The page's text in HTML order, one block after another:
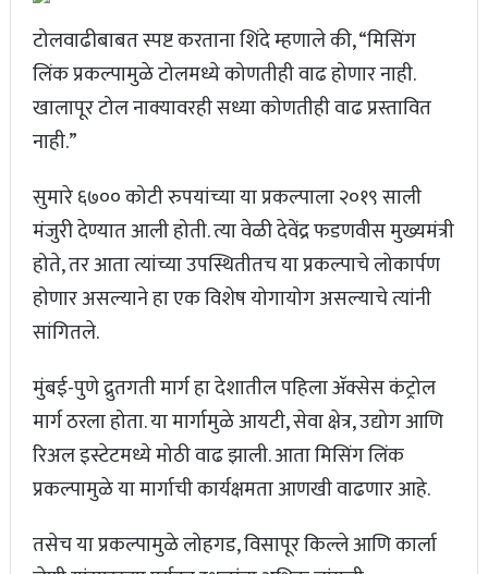
टोलवाढीबाबत स्पष्ट करताना शिंदे म्हणाले की, “मिसिंग
लिंक प्रकल्पामुळे टोलमध्ये कोणतीही वाढ होणार नाही.
खालापूर टोल नाक्यावरही सध्या कोणतीही वाढ प्रस्तावित
नाही.”
सुमारे ६७०० कोटी रुपयांच्या या प्रकल्पाला २०१९ साली
मंजुरी देण्यात आली होती. त्या वेळी देवेंद्र फडणवीस मुख्यमंत्री
होते, तर आता त्यांच्या उपस्थितीतच या प्रकल्पाचे लोकार्पण
होणार असल्याने हा एक विशेष योगायोग असल्याचे त्यांनी
सांगितले.
मुंबई-पुणे द्रुतगती मार्ग हा देशातील पहिला ॲक्सेस कंट्रोल
मार्ग ठरला होता. या मार्गामुळे आयटी, सेवा क्षेत्र, उद्योग आणि
रिअल इस्टेटमध्ये मोठी वाढ झाली. आता मिसिंग लिंक
प्रकल्पामुळे या मार्गाची कार्यक्षमता आणखी वाढणार आहे.
तसेच या प्रकल्पामुळे लोहगड, विसापूर किल्ले आणि कार्ला